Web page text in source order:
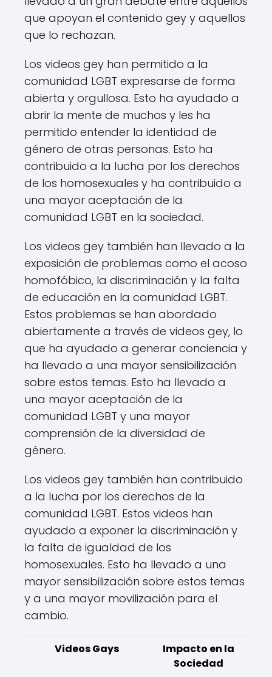
que apoyan el contenido gey y aquellos
que lo rechazan.
Los videos gey han permitido a la
comunidad LGBT expresarse de forma
abierta y orgullosa. Esto ha ayudado a
abrir la mente de muchos y les ha
permitido entender la identidad de
género de otras personas. Esto ha
contribuido a la lucha por los derechos
de los homosexuales y ha contribuido a
una mayor aceptación de la
comunidad LGBT en la sociedad.
Los videos gey también han llevado a la
exposición de problemas como el acoso
homofóbico, la discriminación y la falta
de educación en la comunidad LGBT.
Estos problemas se han abordado
abiertamente a través de videos gey, lo
que ha ayudado a generar conciencia y
ha llevado a una mayor sensibilización
sobre estos temas. Esto ha llevado a
una mayor aceptación de la
comunidad LGBT y una mayor
comprensión de la diversidad de
género.
Los videos gey también han contribuido
a la lucha por los derechos de la
comunidad LGBT. Estos videos han
ayudado a exponer la discriminación y
la falta de igualdad de los
homosexuales. Esto ha llevado a una
mayor sensibilización sobre estos temas
y a una mayor movilización para el
cambio.
Videos Gays
Impacto en la
Sociedad